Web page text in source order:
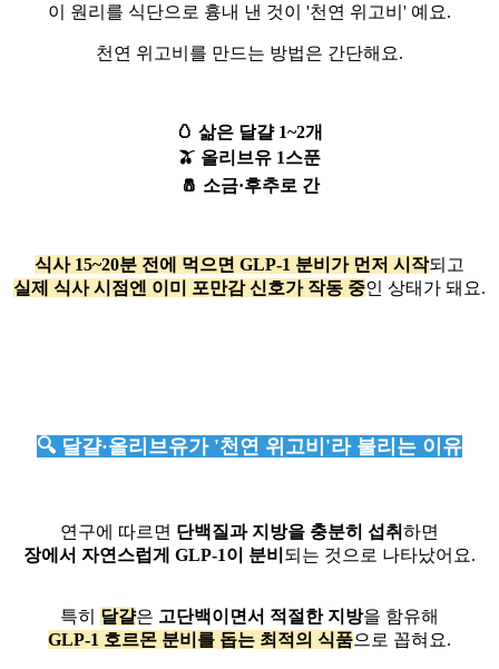
이 원리를 식단으로 흉내 낸 것이 '천연 위고비' 예요.
천연 위고비를 만드는 방법은 간단해요.
🥚 삶은 달걀 1~2개
🫒 올리브유 1스푼
🧂 소금·후추로 간
식사 15~20분 전에 먹으면 GLP-1 분비가 먼저 시작되고
실제 식사 시점엔 이미 포만감 신호가 작동 중인 상태가 돼요.
🔍 달걀·올리브유가 '천연 위고비'라 불리는 이유
연구에 따르면 단백질과 지방을 충분히 섭취 하면
장에서 자연스럽게 GLP-1이 분비 되는 것으로 나타났어요.
특히 달걀은 고단백이면서 적절한 지방을 함유해
GLP-1 호르몬 분비를 돕는 최적의 식품으로 꼽혀요.